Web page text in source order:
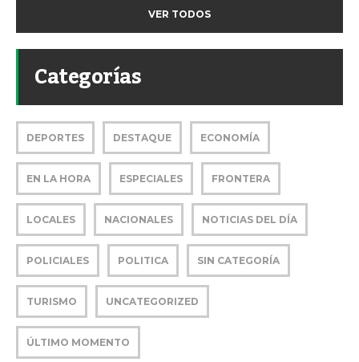
VER TODOS
Categorías
DEPORTES DESTAQUE ECONOMÍA
EN LA HORA ESPECIALES FRONTERA
LOCALES NACIONALES NOTICIAS DEL DÍA
POLICIALES POLITICA SIN CATEGORÍA
TURISMO UNCATEGORIZED
ÚLTIMO MOMENTO